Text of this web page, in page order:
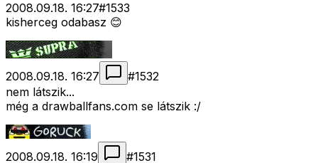
2008.09.18. 16:27#1533
kisherceg odabasz 😊
2008.09.18. 16:27 #1532
nem látszik...
még a drawballfans.com se látszik :/
2008.09.18. 16:19 #1531